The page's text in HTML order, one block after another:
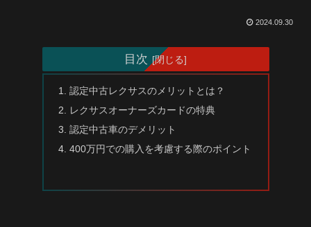
2024.09.30
目次
認定中古レクサスのメリットとは？
レクサスオーナーズカードの特典
認定中古車のデメリット
400万円での購入を考慮する際のポイント